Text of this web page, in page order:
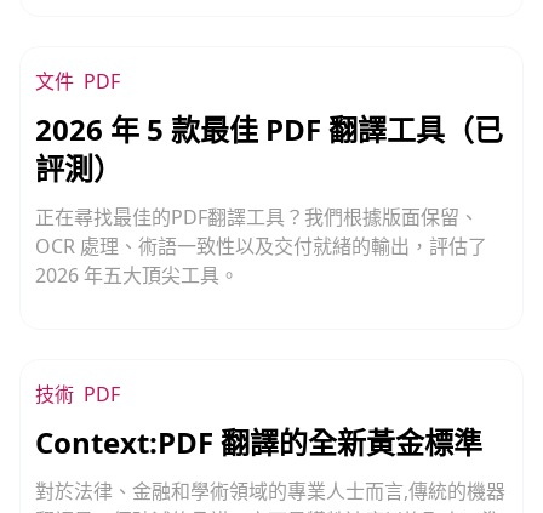
文件 PDF
2026 年 5 款最佳 PDF 翻譯工具（已
評測）
正在尋找最佳的PDF翻譯工具？我們根據版面保留、
OCR 處理、術語一致性以及交付就緒的輸出，評估了
2026 年五大頂尖工具。
技術 PDF
Context:PDF 翻譯的全新黃金標準
對於法律、金融和學術領域的專業人士而言,傳統的機器